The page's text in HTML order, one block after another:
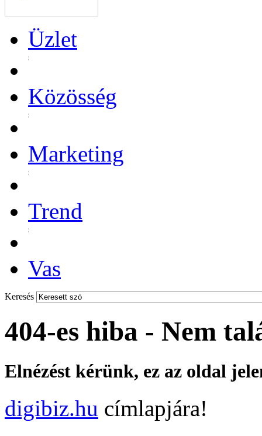
Üzlet
Közösség
Marketing
Trend
Vas
Keresés
404-es hiba - Nem
Elnézést kérünk, ez az oldal
digibiz.hu címlapjára!